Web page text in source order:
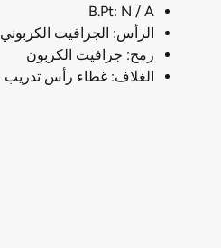
B.Pt: N / A
الرأس: الجرافيت الكربوني
رمح: جرافيت الكربون
الغلاف: غطاء رأس تدريب Yonex